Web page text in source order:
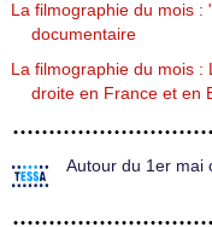
La filmographie du mois :
documentaire
La filmographie du mois :
droite en France et en
Autour du 1er mai